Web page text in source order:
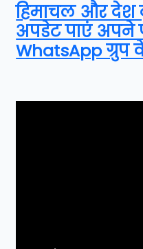
हिमाचल और देश
अपडेट पाएं अपने
WhatsApp ग्रुप